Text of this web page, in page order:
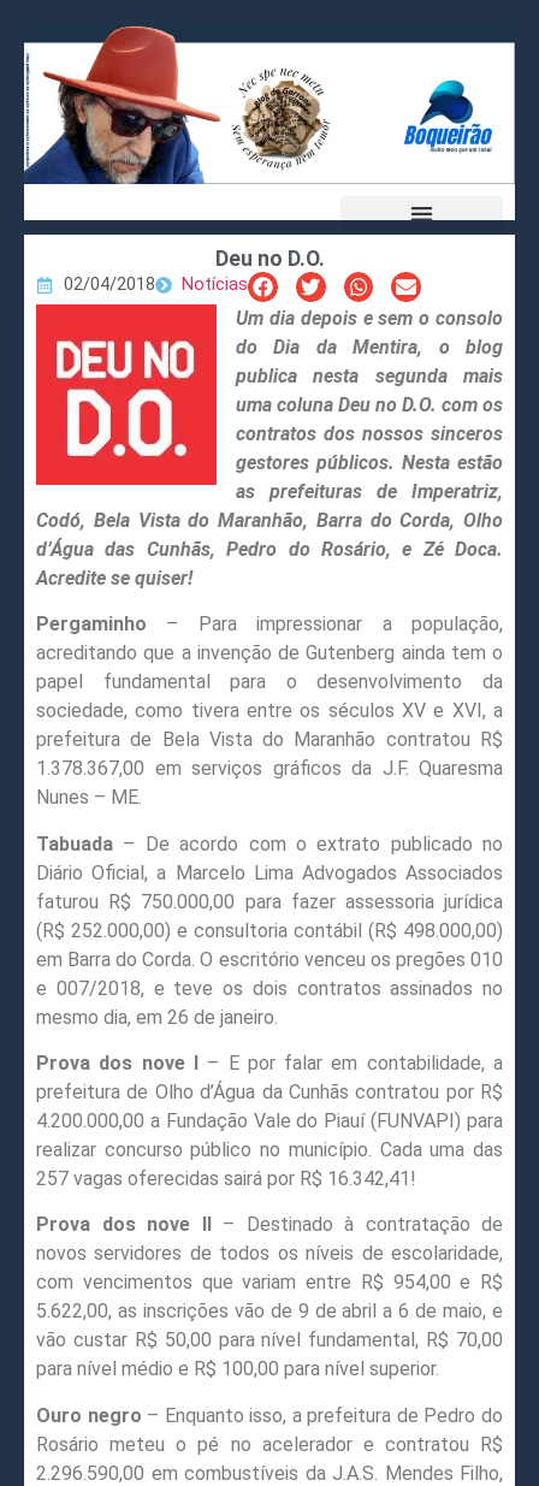
Deu no D.O.
02/04/2018 Notícias
Um dia depois e sem o consolo
do Dia da Mentira, o blog
publica nesta segunda mais
uma coluna Deu no D.O. com os
contratos dos nossos sinceros
gestores públicos. Nesta estão
as prefeituras de Imperatriz,
Codó, Bela Vista do Maranhão, Barra do Corda, Olho
d’Água das Cunhãs, Pedro do Rosário, e Zé Doca.
Acredite se quiser!
Pergaminho – Para impressionar a população,
acreditando que a invenção de Gutenberg ainda tem o
papel fundamental para o desenvolvimento da
sociedade, como tivera entre os séculos XV e XVI, a
prefeitura de Bela Vista do Maranhão contratou R$
1.378.367,00 em serviços gráficos da J.F. Quaresma
Nunes – ME.
Tabuada – De acordo com o extrato publicado no
Diário Oficial, a Marcelo Lima Advogados Associados
faturou R$ 750.000,00 para fazer assessoria jurídica
(R$ 252.000,00) e consultoria contábil (R$ 498.000,00)
em Barra do Corda. O escritório venceu os pregões 010
e 007/2018, e teve os dois contratos assinados no
mesmo dia, em 26 de janeiro.
Prova dos nove I– E por falar em contabilidade, a
prefeitura de Olho d’Água da Cunhãs contratou por R$
4.200.000,00 a Fundação Vale do Piauí (FUNVAPI) para
realizar concurso público no município. Cada uma das
257 vagas oferecidas sairá por R$ 16.342,41!
Prova dos nove II
– Destinado à contratação de
novos servidores de todos os níveis de escolaridade,
com vencimentos que variam entre R$ 954,00 e R$
5.622,00, as inscrições vão de 9 de abril a 6 de maio, e
vão custar R$ 50,00 para nível fundamental, R$ 70,00
para nível médio e R$ 100,00 para nível superior.
Ouro negro – Enquanto isso, a prefeitura de Pedro do
Rosário meteu o pé no acelerador e contratou R$
2.296.590,00 em combustíveis da J.A.S. Mendes Filho,